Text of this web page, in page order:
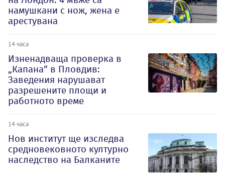
намушкани с нож, жена е
арестувана
14 часа
Изненадваща проверка в
„Капана“ в Пловдив:
Заведения нарушават
разрешените площи и
работното време
14 часа
Нов институт ще изследва
средновековното културно
наследство на Балканите